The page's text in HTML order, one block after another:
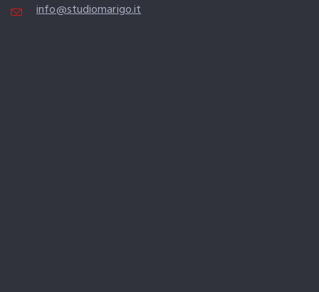
info@studiomarigo.it